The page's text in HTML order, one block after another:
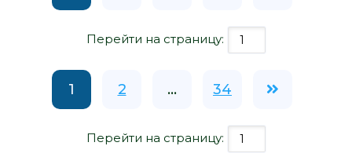
Перейти на страницу:
1 2 ... 34
Перейти на страницу: